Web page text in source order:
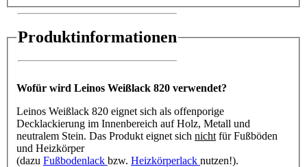
Produktinformationen
Wofür wird Leinos Weißlack 820 verwendet?
Leinos Weißlack 820 eignet sich als offenporige
Decklackierung im Innenbereich auf Holz, Metall und
neutralem Stein. Das Produkt eignet sich nicht für Fußböden
und Heizkörper
(dazu Fußbodenlack bzw. Heizkörperlack nutzen!).